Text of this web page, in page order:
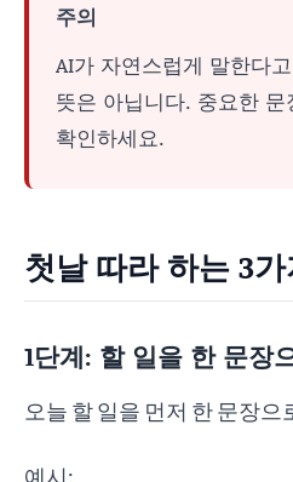
주의
AI가 자연스럽게 말한다
뜻은 아닙니다. 중요한
확인하세요.
첫날 따라 하는 3
1단계: 할 일을 한 문장
오늘 할 일을 먼저 한 문장으
예시: